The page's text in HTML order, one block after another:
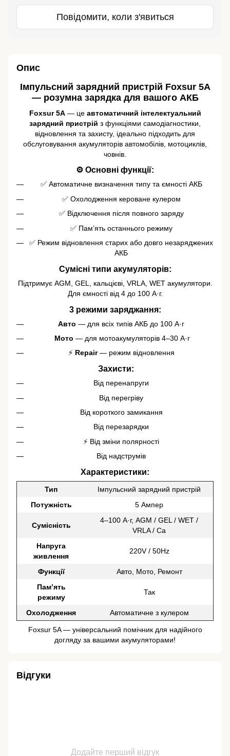
Повідомити, коли з'явиться
Опис
Імпульсний зарядний пристрій Foxsur 5A
— розумна зарядка для вашого АКБ
Foxsur 5A— це автоматичний інтелектуальний
зарядний пристрій з функціями самодіагностики,
відновлення та захисту, ідеально підходить для
обслуговування акумуляторів автомобілів, мотоциклів,
човнів.
⚙️ Основні функції:
✅ Автоматичне визначення типу та ємності АКБ
✅ Охолодження кероване кулером
✅ Відключення після повного заряду
✅ Пам’ять останнього режиму
✅ Режим відновлення старих або довго незаряджених
АКБ
Сумісні типи акумуляторів:
Підтримує AGM, GEL, кальцієві, VRLA, WET акумулятори.
Для ємності від 4 до 100 А·г.
3 режими заряджання:
Авто — для всіх типів АКБ до 100 А·г
Мото — для мотоакумуляторів 4–30 А·г
⚡ Repair— режим відновлення
️ Захисти:
Від перенапруги
Від перегріву
Від короткого замикання
Від перезарядки
⚡ Від зміни полярності
Від надструмів
Характеристики:
Тип
Імпульсний зарядний пристрій
Потужність
5 Ампер
Сумісність
4–100 А·г, AGM / GEL / WET /
VRLA / Ca
Напруга
живлення
220V / 50Hz
Функції
Авто, Мото, Ремонт
Пам’ять
режиму
Так
Охолодження Автоматичне з кулером
Foxsur 5A — універсальний помічник для надійного
догляду за вашими акумуляторами!
Відгуки
Додайте перший відгук